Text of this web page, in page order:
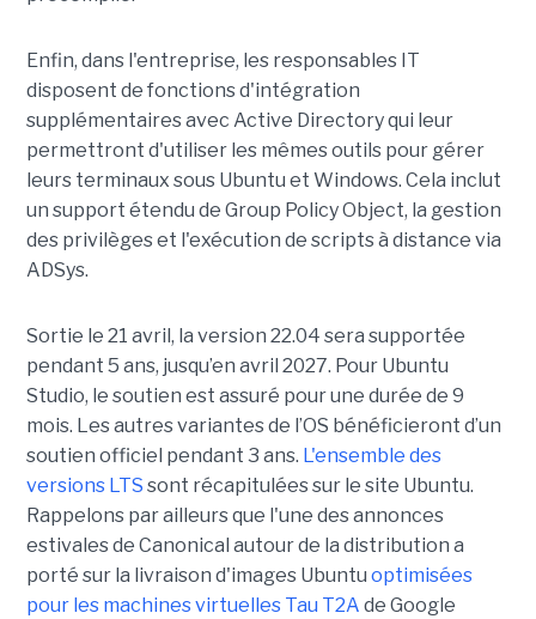
Enfin, dans l'entreprise, les responsables IT
disposent de fonctions d'intégration
supplémentaires avec Active Directory qui leur
permettront d'utiliser les mêmes outils pour gérer
leurs terminaux sous Ubuntu et Windows. Cela inclut
un support étendu de Group Policy Object, la gestion
des privilèges et l'exécution de scripts à distance via
ADSys.
Sortie le 21 avril, la version 22.04 sera supportée
pendant 5 ans, jusqu’en avril 2027. Pour Ubuntu
Studio, le soutien est assuré pour une durée de 9
mois. Les autres variantes de l’OS bénéficieront d’un
soutien officiel pendant 3 ans. L'ensemble des
versions LTS sont récapitulées sur le site Ubuntu.
Rappelons par ailleurs que l'une des annonces
estivales de Canonical autour de la distribution a
porté sur la livraison d'images Ubuntu optimisées
pour les machines virtuelles Tau T2A de Google